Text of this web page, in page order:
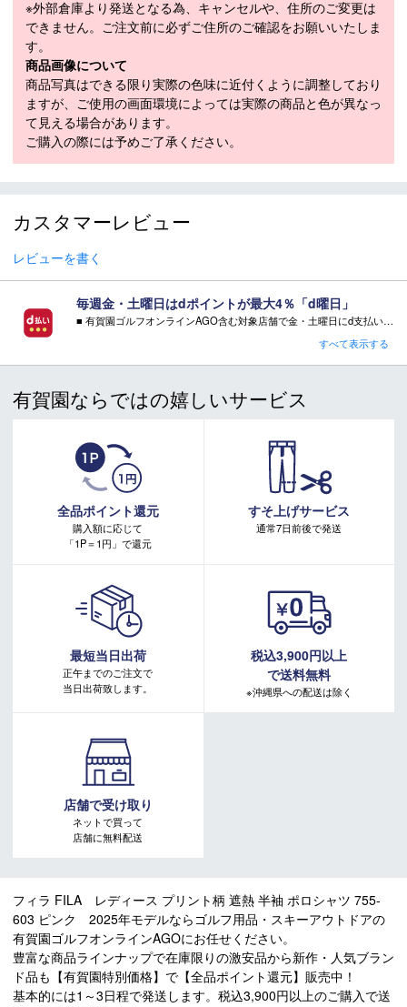
メーカー公表サ
イズ目安（cm）
M：バスト 79～85、身長 157～163
適応季節
春：〇 夏：〇 秋：－ 冬：－
・「サイズ目安」は実寸サイズとは異なり、衣類未着用時の身体サ
イズ（ヌードサイズ）です。ご自身の身長、ウエストなどにあわせ
てサイズ選びの目安としてください。
商品在庫につきまして
ングサイトと共有の設定になっております。
数分間隔での在庫情報更新になりますのでご注文のタイミン
グによりましては、設定に誤差が生じる場合があります。
その際にはご案内をさせて頂きますので予めご了承願いま
す。
※外部倉庫より発送となる為、キャンセルや、住所のご変更は
できません。ご注文前に必ずご住所のご確認をお願いいたしま
す。
商品画像について
商品写真はできる限り実際の色味に近付くように調整しており
ますが、ご使用の画面環境によっては実際の商品と色が異なっ
て見える場合があります。
ご購入の際には予めご了承ください。
カスタマーレビュー
レビューを書く
毎週金・土曜日はdポイントが最大4％「d曜日」
■ 有賀園ゴルフオンラインAGO含む対象店舗で金・土曜日にd支払いをすると
■ キャンペーン期間：毎週 金・土曜日 AM 0:00 - PM 23:59
注意事項：
・有賀園ポイントの獲得には別途ログイン/新規登録が必要です。
・本特典は予告なく変更・中止させて頂く場合があります。
・本キャンペーンの特典を受ける場合、ドコモ専用ページでエントリーが必要です。
詳しくはこちらをご確認ください。
キャンペーンページ
すべて表示する
有賀園ならではの嬉しいサービス
全品ポイント還元
購入額に応じて
「1P＝1円」で還元
すそ上げサービス
通常7日前後で発送
最短当日出荷
正午までのご注文で
当日出荷致します。
税込3,900円以上
で送料無料
※沖縄県への配送は除く
店舗で受け取り
ネットで買って
店舗に無料配送
フィラ FILA レディース プリント柄 遮熱 半袖 ポロシャツ 755-
603 ピンク 2025年モデルならゴルフ用品・スキーアウトドアの
有賀園ゴルフオンラインAGOにお任せください。
豊富な商品ラインナップで在庫限りの激安品から新作・人気ブラン
ド品も【有賀園特別価格】で【全品ポイント還元】販売中！
基本的には1～3日程で発送します。税込3,900円以上のご購入で送